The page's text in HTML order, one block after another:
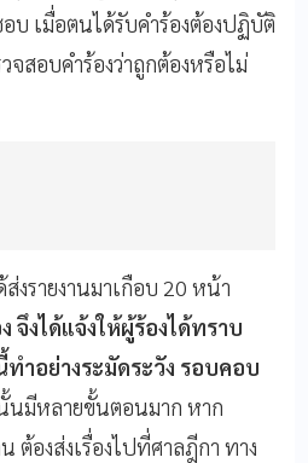
บ เมื่อตนได้รับคำร้องต้องปฏิบัติ
สอบคำร้องว่าถูกต้องหรือไม่
งรายงานมาเกือบ 20 หน้า
จึงได้แจ้งให้ผู้ร้องได้ทราบ
ำอย่างระมัดระวัง รอบคอบ
นมีหลายขั้นตอนมาก หาก
ต้องส่งเรื่องไปที่ศาลฎีกา ทาง